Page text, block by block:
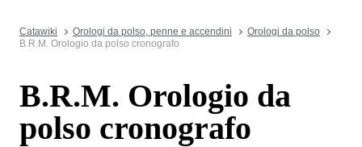
Catawiki Orologi da polso, penne e accendini
Orologi da polso
B.R.M. Orologio da polso cronografo
B.R.M. Orologio da
polso cronografo